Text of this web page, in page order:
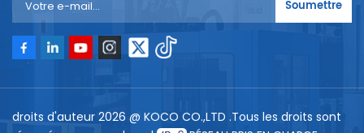
Soumettre
droits d'auteur 2026 @ KOCO CO.,LTD .Tous les droits sont